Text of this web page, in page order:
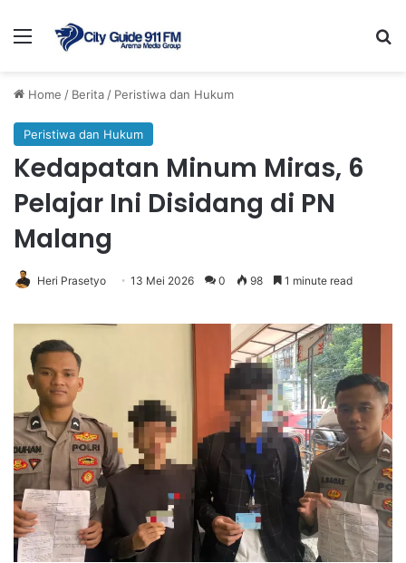
Menu
Home / Berita / Peristiwa dan Hukum
Peristiwa dan Hukum
Kedapatan Minum Miras, 6
Pelajar Ini Disidang di PN
Malang
Heri Prasetyo 13 Mei 2026 0 98 1 minute read